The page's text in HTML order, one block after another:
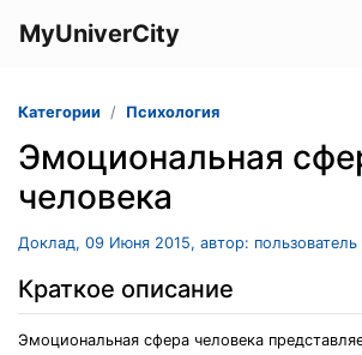
MyUniverCity
Категории Психология
Эмоциональная
человека
Доклад, 09 Июня 2015, автор:
Краткое описание
Эмоциональная сфера человека